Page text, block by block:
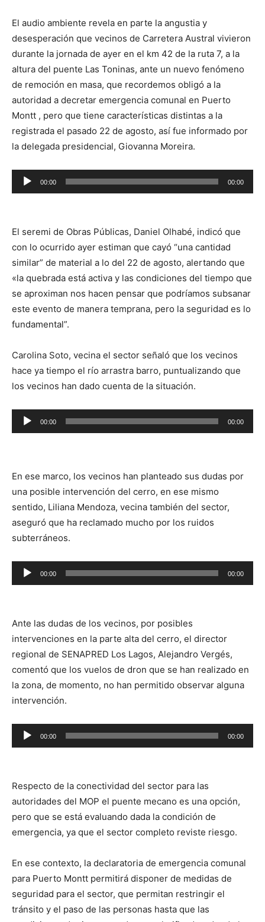
El audio ambiente revela en parte la angustia y
desesperación que vecinos de Carretera Austral vivieron
durante la jornada de ayer en el km 42 de la ruta 7, a la
altura del puente Las Toninas, ante un nuevo fenómeno
de remoción en masa, que recordemos obligó a la
autoridad a decretar emergencia comunal en Puerto
Montt , pero que tiene características distintas a la
registrada el pasado 22 de agosto, así fue informado por
la delegada presidencial, Giovanna Moreira.
Reproductor
de
00:00 00:00
El seremi de Obras Públicas, Daniel Olhabé, indicó que
con lo ocurrido ayer estiman que cayó “una cantidad
similar” de material a lo del 22 de agosto, alertando que
«la quebrada está activa y las condiciones del tiempo que
se aproximan nos hacen pensar que podríamos subsanar
este evento de manera temprana, pero la seguridad es lo
fundamental”.
Carolina Soto, vecina el sector señaló que los vecinos
hace ya tiempo el río arrastra barro, puntualizando que
los vecinos han dado cuenta de la situación.
Reproductor
de
00:00 00:00
En ese marco, los vecinos han planteado sus dudas por
una posible intervención del cerro, en ese mismo
sentido, Liliana Mendoza, vecina también del sector,
aseguró que ha reclamado mucho por los ruidos
subterráneos.
Reproductor
de
00:00 00:00
Ante las dudas de los vecinos, por posibles
intervenciones en la parte alta del cerro, el director
regional de SENAPRED Los Lagos, Alejandro Vergés,
comentó que los vuelos de dron que se han realizado en
la zona, de momento, no han permitido observar alguna
intervención.
Reproductor
de
00:00 00:00
Respecto de la conectividad del sector para las
autoridades del MOP el puente mecano es una opción,
pero que se está evaluando dada la condición de
emergencia, ya que el sector completo reviste riesgo.
En ese contexto, la declaratoria de emergencia comunal
para Puerto Montt permitirá disponer de medidas de
seguridad para el sector, que permitan restringir el
tránsito y el paso de las personas hasta que las